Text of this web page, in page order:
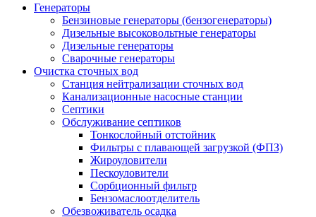
Генераторы
Бензиновые генераторы (бензогенераторы)
Дизельные высоковольтные генераторы
Дизельные генераторы
Сварочные генераторы
Очистка сточных вод
Станция нейтрализации сточных вод
Канализационные насосные станции
Септики
Обслуживание септиков
Тонкослойный отстойник
Фильтры с плавающей загрузкой (ФПЗ)
Жироуловители
Пескоуловители
Сорбционный фильтр
Бензомаслоотделитель
Обезвоживатель осадка